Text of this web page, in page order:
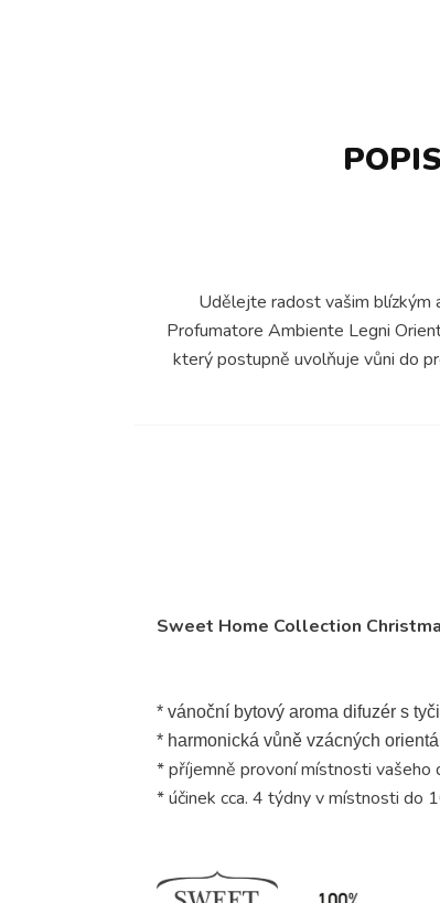
Udělejte radost vašim blízkým
Profumatore Ambiente Legni
který postupně uvolňuje vůni do
Sweet Home Collection
* vánoční bytový aroma difuzér s
* harmonická vůně vzácných
* příjemně provoní místnosti vašeho
* účinek cca. 4 týdny v místnosti do